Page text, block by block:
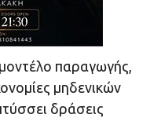
παραγωγής,
μηδενικών
δράσεις